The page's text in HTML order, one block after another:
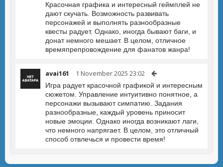
Красочная графика и интересный геймплей не
дают скучать. Возможность развивать
персонажей и выполнять разнообразные
квесты радует. Однако, иногда бывают баги, и
донат немного мешает. В целом, отличное
времяпрепровождение для фанатов жанра!
avai161 1 November 2025 23:02
Игра радует красочной графикой и интересным
сюжетом. Управление интуитивно понятное, а
персонажи вызывают симпатию. Задания
разнообразные, каждый уровень приносит
новые эмоции. Однако иногда возникают лаги,
что немного напрягает. В целом, это отличный
способ отвлечься и провести время!